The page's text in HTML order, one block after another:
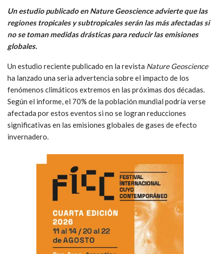
Un estudio publicado en Nature Geoscience advierte que las
regiones tropicales y subtropicales serán las más afectadas si
no se toman medidas drásticas para reducir las emisiones
globales.
Un estudio reciente publicado en la revista Nature Geoscience
ha lanzado una seria advertencia sobre el impacto de los
fenómenos climáticos extremos en las próximas dos décadas.
Según el informe, el 70% de la población mundial podría verse
afectada por estos eventos si no se logran reducciones
significativas en las emisiones globales de gases de efecto
invernadero.